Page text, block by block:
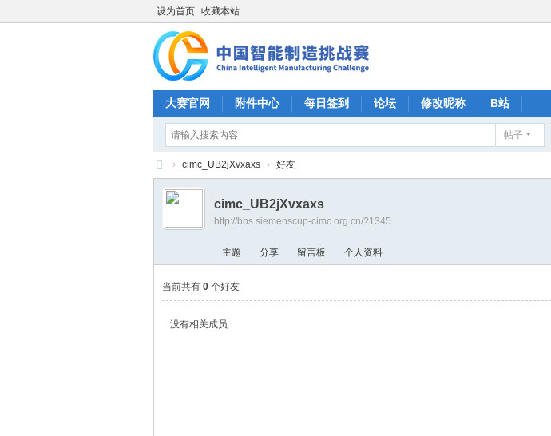
设为首页 收藏本站
大赛官网 附件中心 每日签到 论坛 修改昵称 B站
帖子
CI
国
智
› cimc_UB2jXvxaxs › 好友
cimc_UB2jXvxaxs
http://bbs.siemenscup-cimc.org.cn/?1345
主题 分享 留言板 个人资料
当前共有 0 个好友
没有相关成员